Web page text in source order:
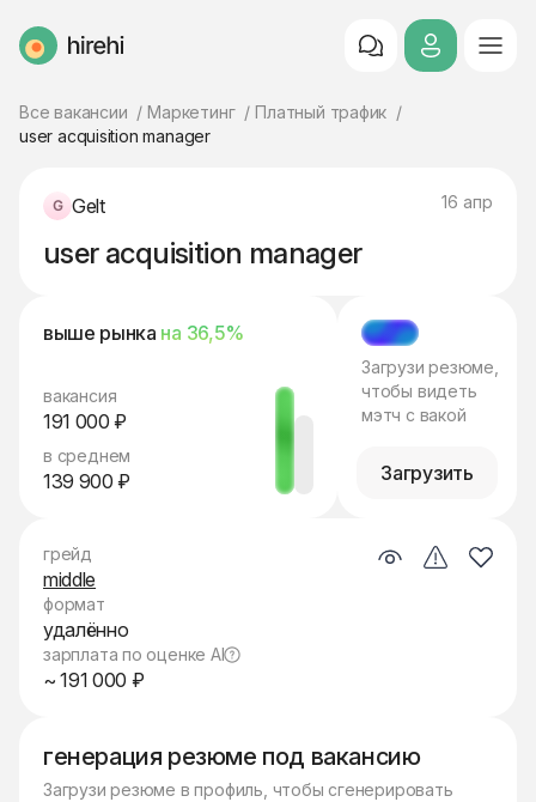
HireHi
Все вакансии Маркетинг
Платный трафик
user acquisition manager
Gelt 16 апр
user acquisition manager
выше рынка на 36,5%
вакансия
191 000 ₽
в среднем
139 900 ₽
МЭТЧ
Загрузи резюме,
чтобы видеть
мэтч с вакой
Загрузить
генерация резюме под вакансию
Загрузи резюме в профиль, чтобы сгенерировать
грейд
middle
формат
удалённо
зарплата по оценке AI
~ 191 000 ₽